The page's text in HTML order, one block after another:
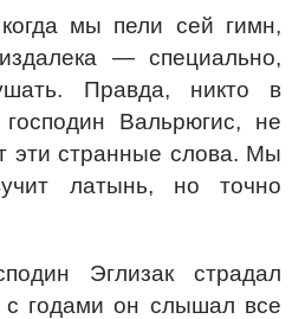
мы пели сей гимн,
— специально,
Правда, никто в
Вальрюгис, не
эти странные слова. Мы
латынь, но точно
Эглизак страдал
с годами он слышал все